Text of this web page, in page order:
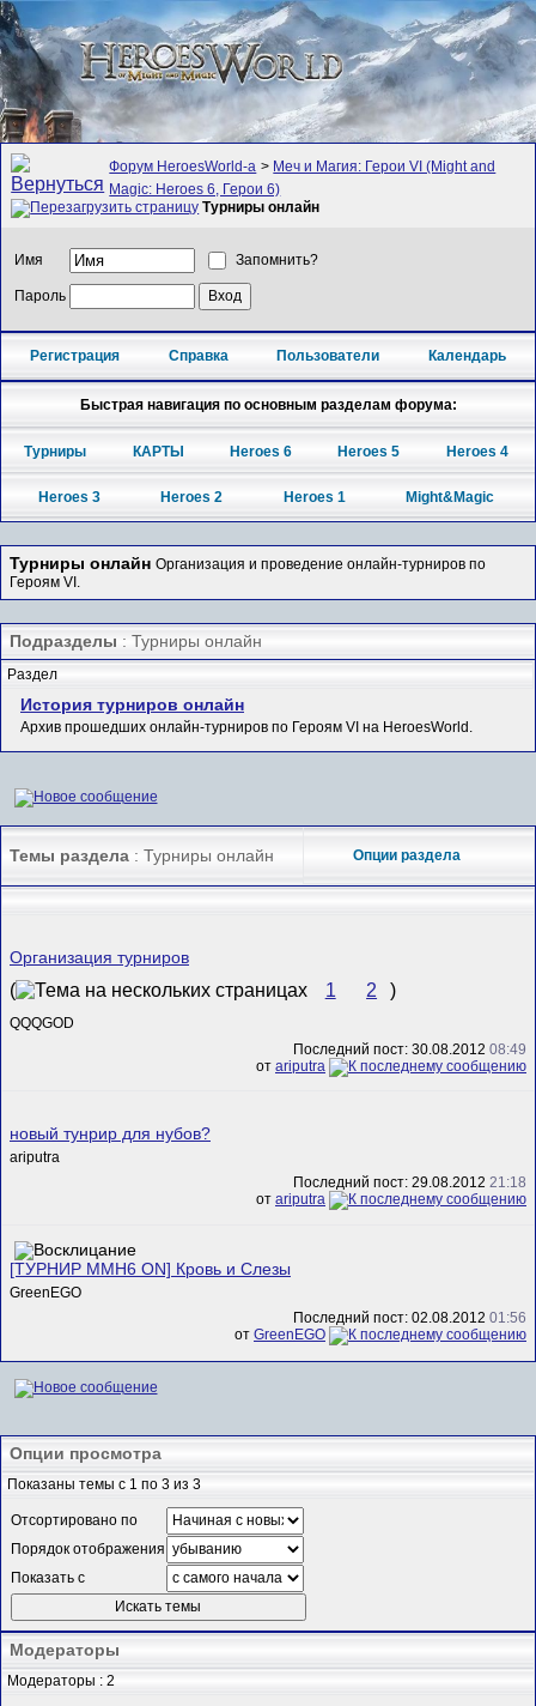
Форум HeroesWorld-а > Меч и Магия: Герои VI (Might and
Magic: Heroes 6, Герои 6)
Турниры онлайн
Имя Запомнить?
Пароль
Регистрация Справка Пользователи Календарь
Быстрая навигация по основным разделам форума:
Турниры КАРТЫ Heroes 6 Heroes 5 Heroes 4
Heroes 3 Heroes 2 Heroes 1 Might&Magic
Турниры онлайн Организация и проведение онлайн-турниров по
Героям VI.
Подразделы : Турниры онлайн
Раздел
История турниров онлайн
Архив прошедших онлайн-турниров по Героям VI на HeroesWorld.
Темы раздела : Турниры онлайн Опции раздела
Организация турниров
( 1 2 )
QQQGOD
Последний пост: 30.08.2012 08:49
от ariputra
новый тунрир для нубов?
ariputra
Последний пост: 29.08.2012 21:18
от ariputra
[ТУРНИР MMH6 ON] Кровь и Слезы
GreenEGO
Последний пост: 02.08.2012 01:56
от GreenEGO
Опции просмотра
Показаны темы с 1 по 3 из 3
Отсортировано по
Порядок отображения
Показать с
Модераторы
Модераторы : 2